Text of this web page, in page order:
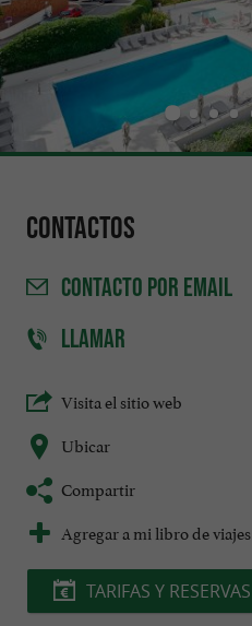
Contactos
CONTACTO POR EMAIL
LLAMAR
Visita el sitio web
Ubicar
Compartir
Agregar a mi libro de viajes
TARIFAS Y RESERVAS